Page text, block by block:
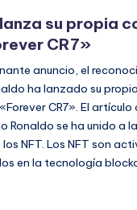
su propia
CR7»
anuncio, el
ha lanzado su
CR7». El artículo
Ronaldo se ha unido a
NFT. Los NFT son
en la tecnología